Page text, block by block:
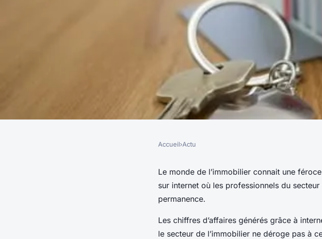
Référencement web dans la
Accueil›Actu
Le monde de l’immobilier connait une
sur internet où les professionnels du
permanence.
Les chiffres d’affaires générés grâce à
le secteur de l’immobilier ne déroge pas à